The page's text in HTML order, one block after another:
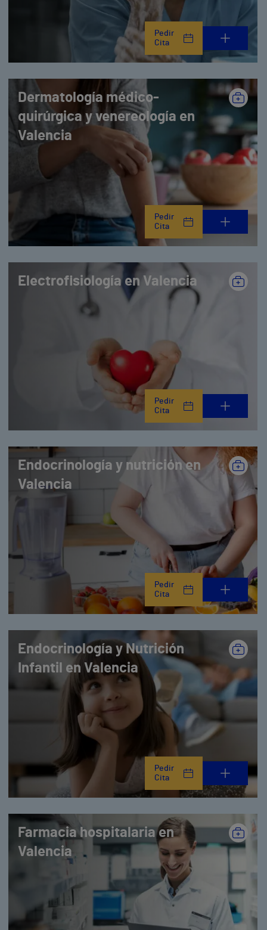
Pedir
Cita
Dermatología médico-
quirúrgica y venereología en
Valencia
Pedir
Cita
Electrofisiología en Valencia
Pedir
Cita
Endocrinología y nutrición en
Valencia
Pedir
Cita
Endocrinología y Nutrición
Infantil en Valencia
Pedir
Cita
Farmacia hospitalaria en
Valencia